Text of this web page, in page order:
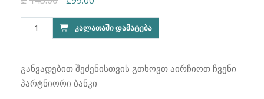
price
was:
price
is:
რაოდენობა:
საბავშვო
აუზი
Bestway
ᲙᲐᲚᲐᲗᲐᲨᲘ ᲓᲐᲛᲐᲢᲔᲑᲐ
განვადებით შეძენისთვის გთხოვთ აირჩიოთ ჩვენი
პარტნიორი ბანკი